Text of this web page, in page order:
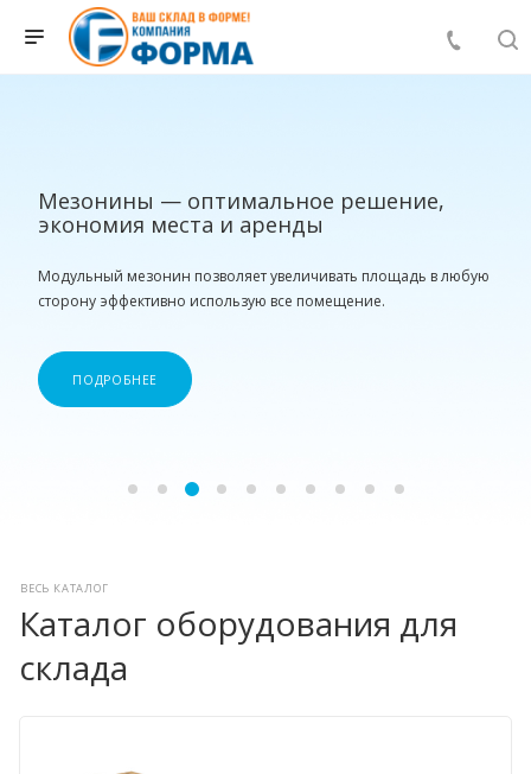
Мезонины — оптимальное решение,
экономия места и аренды
Модульный мезонин позволяет увеличивать площадь в любую
сторону эффективно использую все помещение.
ПОДРОБНЕЕ
ВЕСЬ КАТАЛОГ
Каталог оборудования для
склада